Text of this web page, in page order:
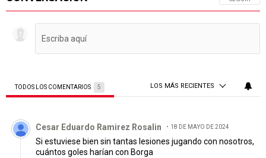
TODOS LOS COMENTARIOS 5 LOS MÁS RECIENTES
Comentario de Cesar Eduardo Ramirez Rosalin.
Cesar Eduardo Ramirez Rosalin 18 DE MAYO DE 2024
Si estuviese bien sin tantas lesiones jugando con nosotros,
cuántos goles harían con Borga